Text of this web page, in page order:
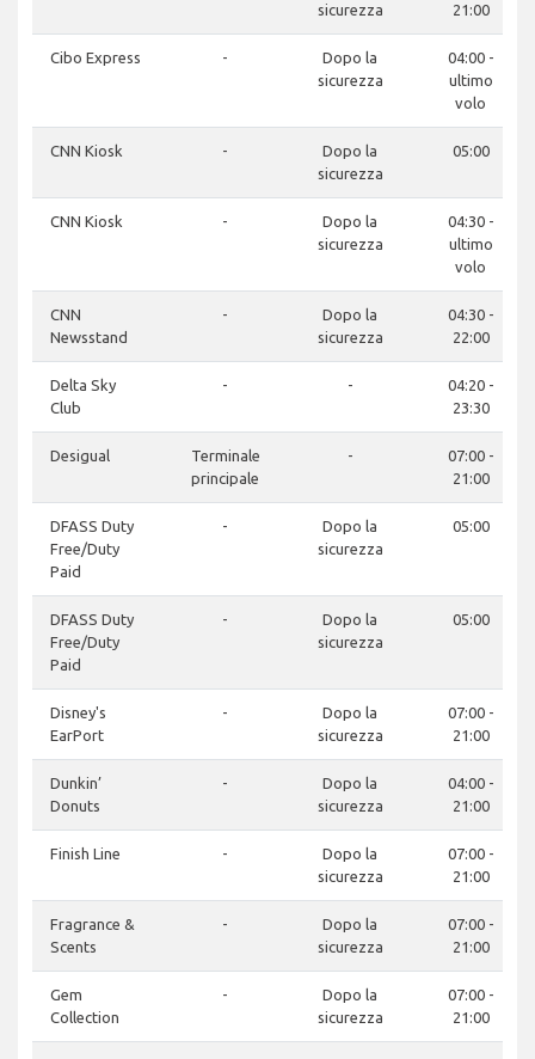
sicurezza
21:00
Cibo Express -
Dopo la
sicurezza
04:00 -
ultimo
volo
CNN Kiosk -
Dopo la
sicurezza
05:00
CNN Kiosk -
Dopo la
sicurezza
04:30 -
ultimo
volo
CNN
Newsstand
-
Dopo la
sicurezza
04:30 -
22:00
Delta Sky
Club
- -
04:20 -
23:30
Desigual
Terminale
principale
-
07:00 -
21:00
DFASS Duty
Free/Duty
Paid
-
Dopo la
sicurezza
05:00
DFASS Duty
Free/Duty
Paid
-
Dopo la
sicurezza
05:00
Disney's
EarPort
-
Dopo la
sicurezza
07:00 -
21:00
Dunkin’
Donuts
-
Dopo la
sicurezza
04:00 -
21:00
Finish Line -
Dopo la
sicurezza
07:00 -
21:00
Fragrance &
Scents
-
Dopo la
sicurezza
07:00 -
21:00
Gem
Collection
-
Dopo la
sicurezza
07:00 -
21:00